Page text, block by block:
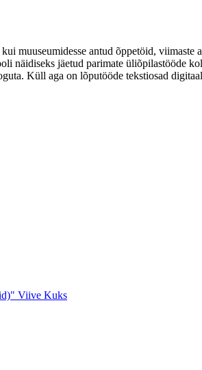
antud õppetöid, viimaste
näidiseks jäetud parimate üliõpilastööde
Küll aga on lõputööde tekstiosad
Viive Kuks